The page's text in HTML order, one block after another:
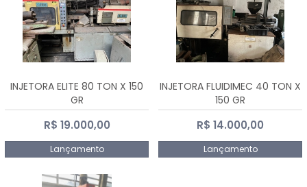
INJETORA ELITE 80 TON X 150
GR
R$ 19.000,00
Lançamento
INJETORA FLUIDIMEC 40 TON X
150 GR
R$ 14.000,00
Lançamento